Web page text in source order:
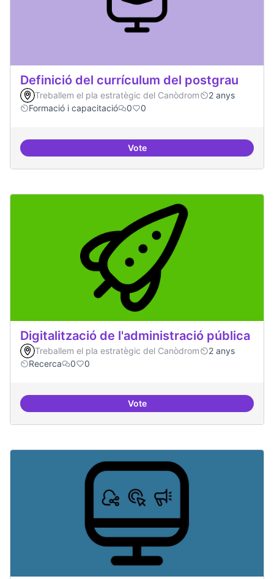
Definició del currículum del postgrau
Treballem el pla estratègic del Canòdrom
2 anys
Formació i capacitació
0 0
VoteDefinició del currículum del
Digitalització de l'administració pública
Treballem el pla estratègic del Canòdrom
2 anys
Recerca
0 0
VoteDigitalització de l'administració